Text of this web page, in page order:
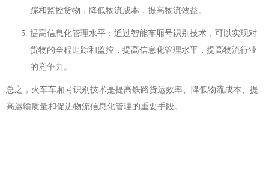
踪和监控货物，降低物流成本，提高物流效益。
提高信息化管理水平：通过智能车厢号识别技术，可以实现对
货物的全程追踪和监控，提高信息化管理水平，提高物流行业
的竞争力。
总之，火车车厢号识别技术是提高铁路货运效率、降低物流成本、提
高运输质量和促进物流信息化管理的重要手段。